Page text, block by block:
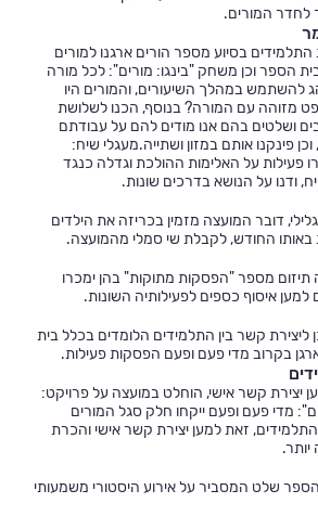
לחדר המורים.
בסיוע מספר הורים ארגנו למורים
הספר וכן משחק "בינגו: מורים": לכל מורה
להשתמש במהלך השיעורים, והמורים היו
מזוהה עם המורה? בנוסף, הכנו לשלושת
ושלטים בהם אנו מודים להם על עבודתם
פינקנו אותם במזון ושתייה.מעגלי שיח:
פעילות על האלימות ההולכת וגדלה כנגד
ודנו על הנושא בדרכים שונות.
דובר המועצה מזמין בכריזה את הילדים
באותו החודש, לקבלת שי סמלי מהמועצה.
מספר "הפסקות מתוקות" בהן ימכרו
למען איסוף כספים לפעילותיה השונות.
ליצירת קשר בין התלמידים הלומדים בכלל בית
בקרוב מדי פעם ופעם הפסקות פעילות.
יצירת קשר אישי, הוחלט במועצה על פרויקט:
מדי פעם ופעם ייקחו חלק סגל המורים
זאת למען יצירת קשר אישי והכרת
שלט המסביר על אירוע היסטורי משמעותי